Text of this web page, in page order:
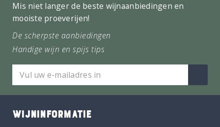
Mis niet langer de beste wijnaanbiedingen en
mooiste proeverijen!
De scherpste aanbiedingen
Handige wijn en spijs tips
WIJNINFORMATIE